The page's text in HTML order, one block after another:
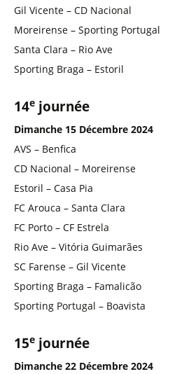
Gil Vicente – CD Nacional
Moreirense – Sporting Portugal
Santa Clara – Rio Ave
Sporting Braga – Estoril
14e journée
Dimanche 15 Décembre 2024
AVS – Benfica
CD Nacional – Moreirense
Estoril – Casa Pia
FC Arouca – Santa Clara
FC Porto – CF Estrela
Rio Ave – Vitória Guimarães
SC Farense – Gil Vicente
Sporting Braga – Famalicão
Sporting Portugal – Boavista
15e journée
Dimanche 22 Décembre 2024